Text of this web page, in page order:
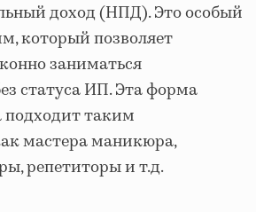
доход (НПД). Это особый
который позволяет
заниматься
статуса ИП. Эта форма
подходит таким
мастера маникюра,
репетиторы и т.д.